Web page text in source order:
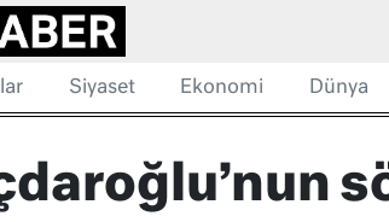
Siyaset Ekonomi Dünya